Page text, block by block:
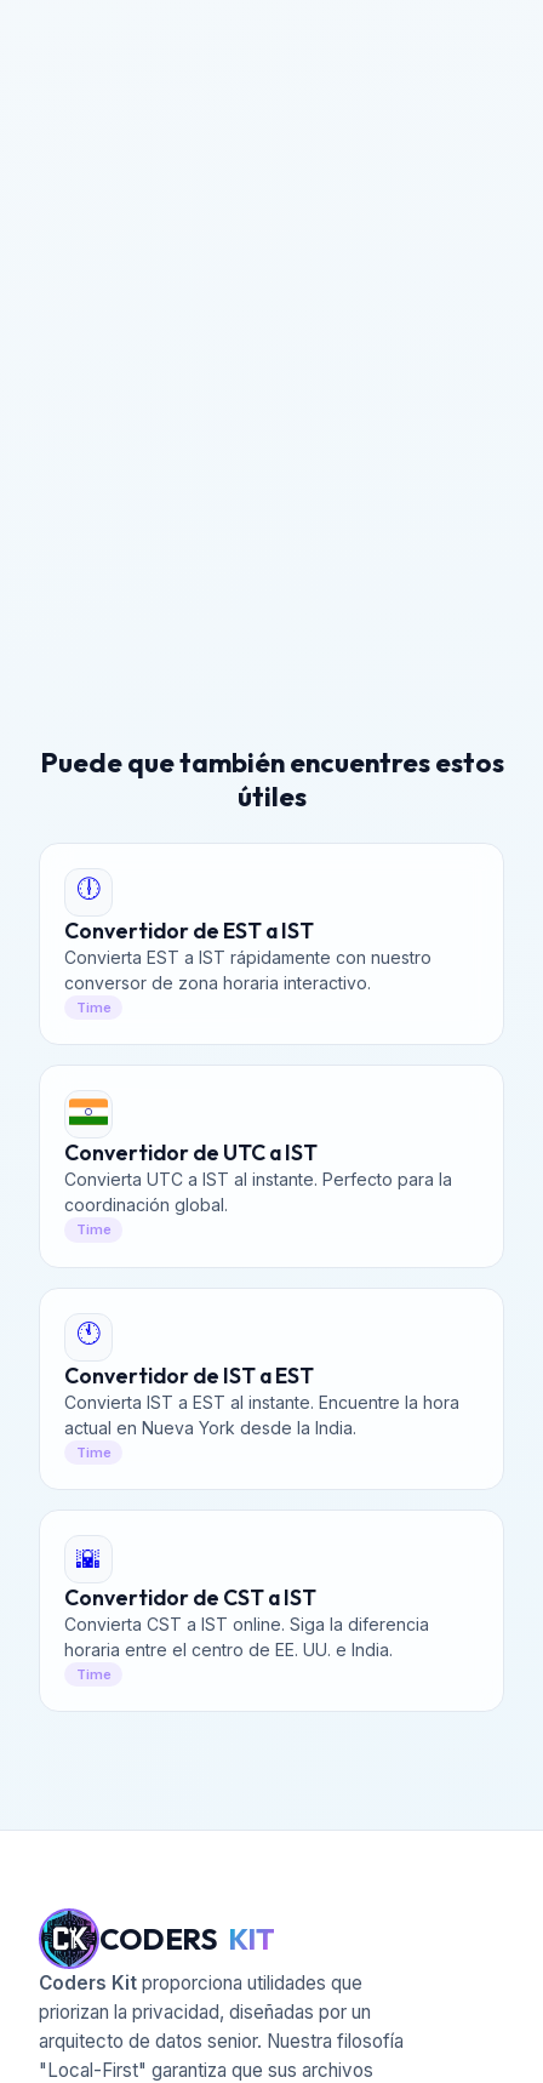
Puede que también encuentres estos
útiles
🕕
Convertidor de EST a IST
Convierta EST a IST rápidamente con nuestro
conversor de zona horaria interactivo.
Time
Convertidor de UTC a IST
Convierta UTC a IST al instante. Perfecto para la
coordinación global.
Time
🕚
Convertidor de IST a EST
Convierta IST a EST al instante. Encuentre la hora
actual en Nueva York desde la India.
Time
🌇
Convertidor de CST a IST
Convierta CST a IST online. Siga la diferencia
horaria entre el centro de EE. UU. e India.
Time
CODERS KIT
Coders Kit proporciona utilidades que
priorizan la privacidad, diseñadas por un
arquitecto de datos senior. Nuestra filosofía
"Local-First" garantiza que sus archivos